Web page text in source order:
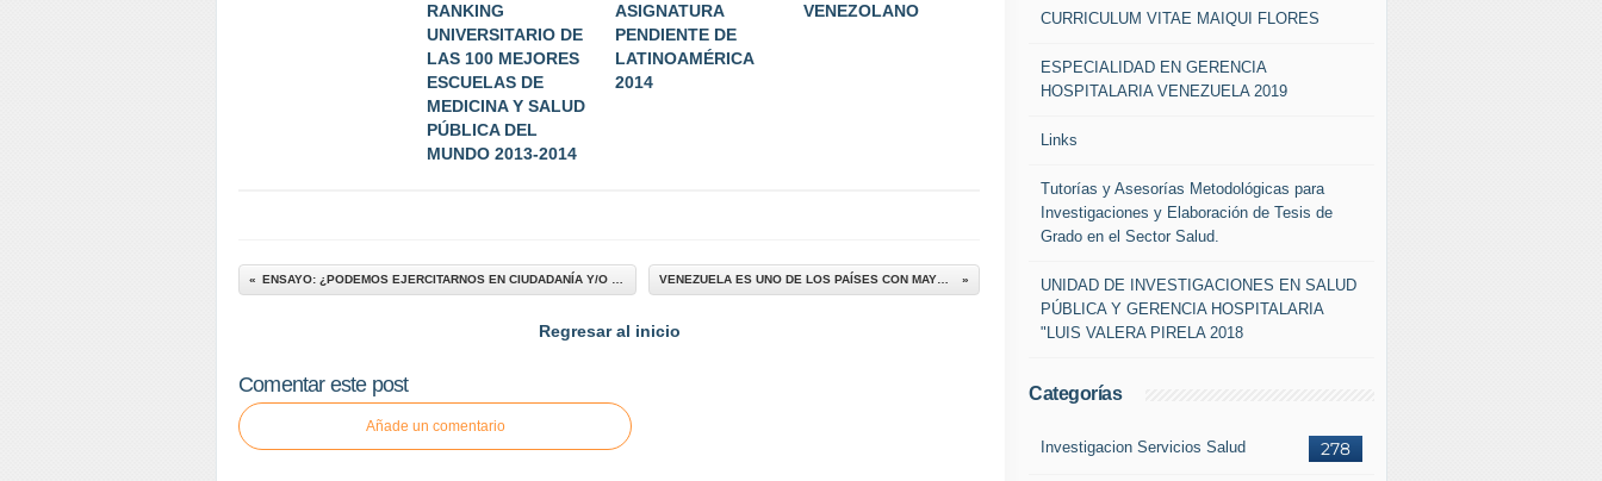
RANKING
UNIVERSITARIO DE
LAS 100 MEJORES
ESCUELAS DE
MEDICINA Y SALUD
PÚBLICA DEL
MUNDO 2013-2014
ASIGNATURA
PENDIENTE DE
LATINOAMÉRICA
2014
VENEZOLANO
VENEZUELA ES UNO DE LOS PAÍSES CON MAYOR OBESIDAD EN EL MUNDO 2013
Regresar al inicio
Comentar este post
Añade un comentario
CURRICULUM VITAE MAIQUI FLORES
ESPECIALIDAD EN GERENCIA
HOSPITALARIA VENEZUELA 2019
Links
Tutorías y Asesorías Metodológicas para
Investigaciones y Elaboración de Tesis de
Grado en el Sector Salud.
UNIDAD DE INVESTIGACIONES EN SALUD
PÚBLICA Y GERENCIA HOSPITALARIA
"LUIS VALERA PIRELA 2018
Categorías
278
Investigacion Servicios Salud